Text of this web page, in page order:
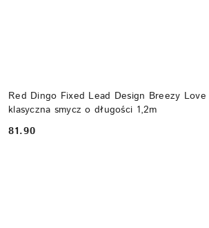
Red Dingo Fixed Lead Design Breezy
klasyczna smycz o długości 1,2m
Cena:
81.90